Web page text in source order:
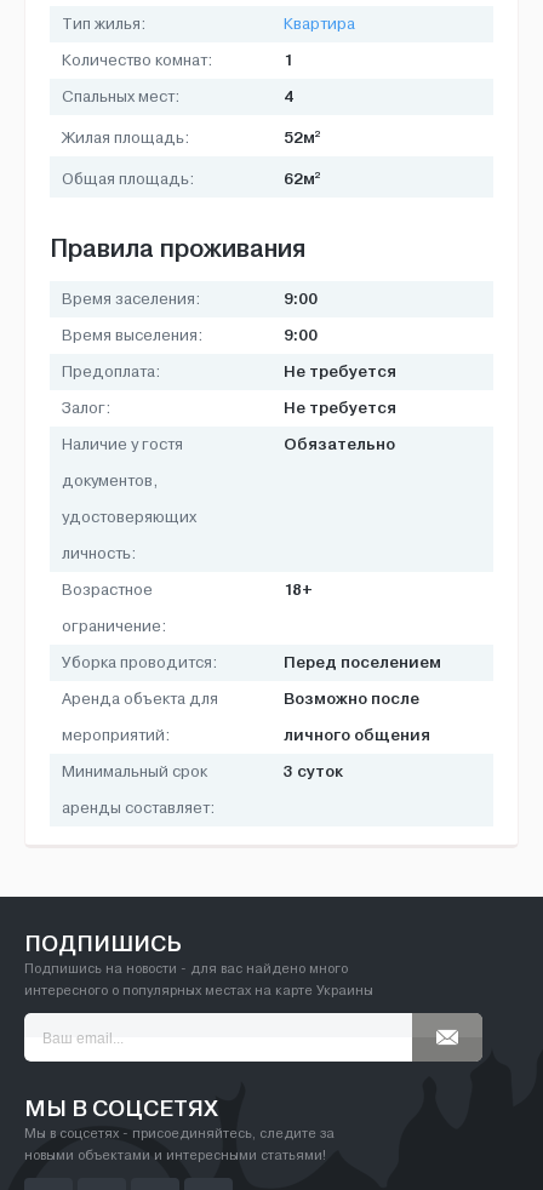
Тип жилья:
Квартира
Количество комнат:
1
Спальных мест: 4
Жилая площадь: 52м2
Общая площадь: 62м2
Правила проживания
Время заселения: 9:00
Время выселения: 9:00
Предоплата: Не требуется
Залог: Не требуется
Наличие у гостя
документов,
удостоверяющих
личность:
Обязательно
Возрастное
ограничение:
18+
Уборка проводится: Перед поселением
Аренда объекта для
мероприятий:
Возможно после
личного общения
Минимальный срок
аренды составляет:
3 суток
ПОДПИШИСЬ
Подпишись на новости - для вас найдено много
интересного о популярных местах на карте Украины
МЫ В СОЦСЕТЯХ
Мы в соцсетях - присоединяйтесь, следите за
новыми объектами и интересными статьями!